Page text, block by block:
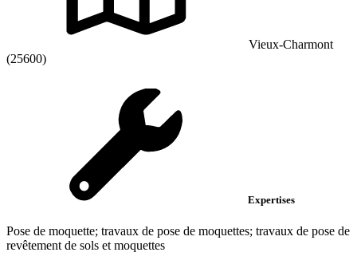
Vieux-Charmont
(25600)
Expertises
Pose de moquette; travaux de pose de moquettes; travaux de pose de
revêtement de sols et moquettes